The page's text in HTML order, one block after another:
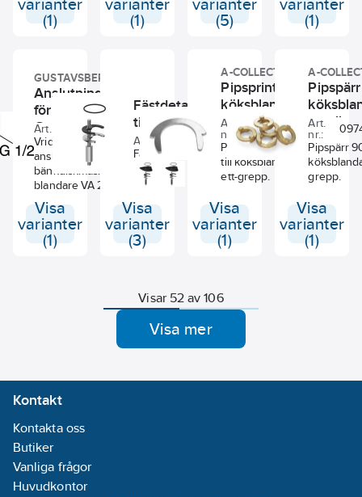
varianter
(1)
varianter
(1)
varianter
(5)
varianter
(1)
GUSTAVSBERG
Anslutningsvinkel
för diskmaskin,
Gustavsberg
Art. nr.:
8303310
Vridbar
anslutningsvinkel till
bänkdiskmaskin för
blandare VA 209290.
Visa
varianter
(1)
Fästdetaljer
till Azur Zero,
a-collection
Art. nr.:
8387133
Fästdetaljer för
Azur Zero
tvättställsblandare
mod 1 & 2.
Visa
varianter
(3)
A-COLLECTION
Pipsprint till
köksblandare,
a-collection
Art.
nr.:
0485300M
Pipsprint hästsko.
till köksblandare
ett-grepp.
Visa
varianter
(1)
A-
a-
Art.
nr.:
Pipspärr
grepp.
Visa
varianter
(1)
Visar 52 av 106
Visa mer
Kontakt
Kontakta oss
Butiker
Vanliga frågor
Huvudkontor